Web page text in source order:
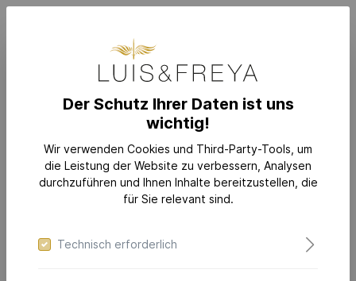
MATERIAL/LEGIERUNG
Wählen Sie Ihr Material/Legierung aus:
Der Schutz Ihrer Daten ist uns
wichtig!
Wir verwenden Cookies und Third-Party-Tools, um
die Leistung der Website zu verbessern, Analysen
durchzuführen und Ihnen Inhalte bereitzustellen, die
für Sie relevant sind.
Technisch erforderlich